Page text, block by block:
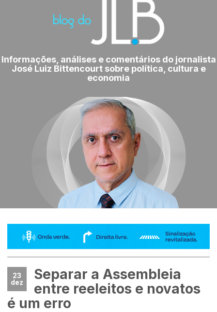
Informações, análises e comentários do jornalista
José Luiz Bittencourt sobre política, cultura e
economia
23
dez
Separar a Assembleia
entre reeleitos e novatos
é um erro